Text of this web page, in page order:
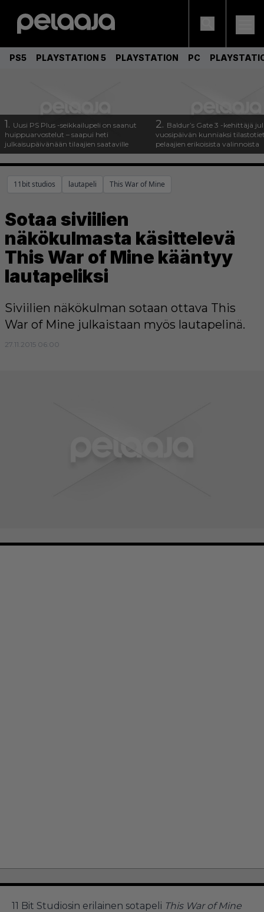
PS5 PLAYSTATION 5 PLAYSTATION PC
1. Uusi PS Plus -seikkailupeli on saanut
huippuarvostelut – saapui heti
julkaisupäivänään tilaajien saataville
2. Baldur’s Gate 3 -kehittäjä
vuosipäivän kunniaksi
pelaajien erikoisista valinnoista
11bit studios lautapeli This War of Mine
Sotaa siviilien
näkökulmasta käsittelevä
This War of Mine kääntyy
lautapeliksi
Siviilien näkökulman sotaan ottava This
War of Mine julkaistaan myös lautapelinä.
27.11.2015 06:00
11 Bit Studiosin erilainen sotapeli This War of Mine